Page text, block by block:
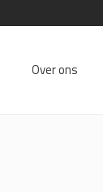
Over ons